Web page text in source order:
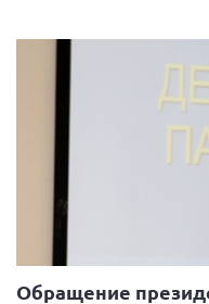
Кировская область
Краснодарский
Красноярский край
Липецкая область
Ленинградская
г. Москва
Обращение